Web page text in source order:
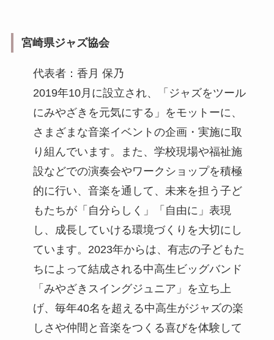
宮崎県ジャズ協会
代表者：香月 保乃
2019年10月に設立され、「ジャズをツール
にみやざきを元気にする」をモットーに、
さまざまな音楽イベントの企画・実施に取
り組んでいます。また、学校現場や福祉施
設などでの演奏会やワークショップを積極
的に行い、音楽を通して、未来を担う子ど
もたちが「自分らしく」「自由に」表現
し、成長していける環境づくりを大切にし
ています。2023年からは、有志の子どもた
ちによって結成される中高生ビッグバンド
「みやざきスイングジュニア」を立ち上
げ、毎年40名を超える中高生がジャズの楽
しさや仲間と音楽をつくる喜びを体験して